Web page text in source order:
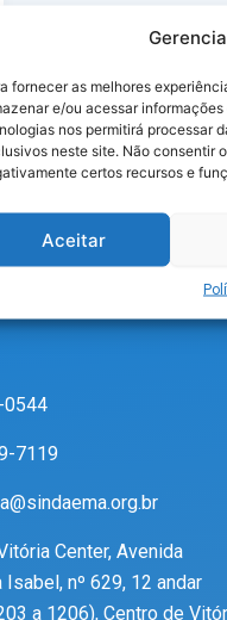
fornecer as melhores
e/ou acessar
nos permitirá processar
neste site. Não consentir
certos recursos e
Aceitar
0544
7119
Center, Avenida
Isabel, nº 629, 12 andar
a 1206), Centro de